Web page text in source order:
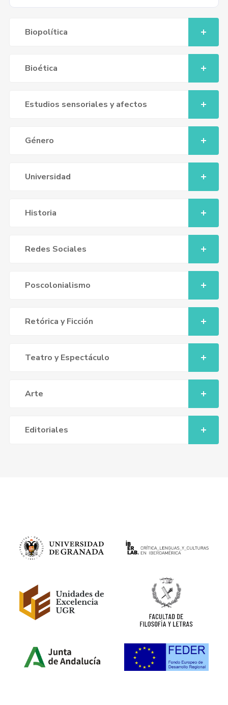
Biopolítica
Bioética
Estudios sensoriales y afectos
Género
Universidad
Historia
Redes Sociales
Poscolonialismo
Retórica y Ficción
Teatro y Espectáculo
Arte
Editoriales